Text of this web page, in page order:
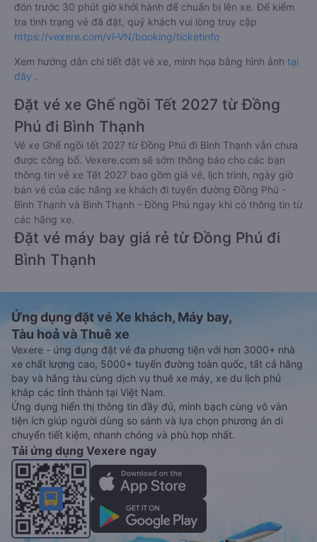
đón trước 30 phút giờ khởi hành để chuẩn bị lên xe. Để kiểm
tra tình trạng vé đã đặt, quý khách vui lòng truy cập
https://vexere.com/vi-VN/booking/ticketinfo
Xem hướng dẫn chi tiết đặt vé xe, minh họa bằng hình ảnh tại
đây .
Đặt vé xe Ghế ngồi Tết 2027 từ Đồng
Phú đi Bình Thạnh
Vé xe Ghế ngồi tết 2027 từ Đồng Phú đi Bình Thạnh vẫn chưa
được công bố. Vexere.com sẽ sớm thông báo cho các bạn
thông tin vé xe Tết 2027 bao gồm giá vé, lịch trình, ngày giờ
bán vé của các hãng xe khách đi tuyến đường Đồng Phú -
Bình Thạnh và Bình Thạnh - Đồng Phú ngay khi có thông tin từ
các hãng xe.
Đặt vé máy bay giá rẻ từ Đồng Phú đi
Bình Thạnh
Ứng dụng đặt vé Xe khách, Máy bay,
Tàu hoả và Thuê xe
Vexere - ứng dụng đặt vé đa phương tiện với hơn 3000+ nhà
xe chất lượng cao, 5000+ tuyến đường toàn quốc, tất cả hãng
bay và hãng tàu cùng dịch vụ thuê xe máy, xe du lịch phủ
khắp các tỉnh thành tại Việt Nam.
Ứng dụng hiển thị thông tin đầy đủ, minh bạch cùng vô vàn
tiện ích giúp người dùng so sánh và lựa chọn phương án di
chuyển tiết kiệm, nhanh chóng và phù hợp nhất.
Tải ứng dụng Vexere ngay